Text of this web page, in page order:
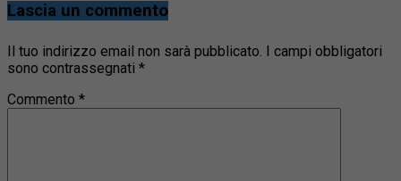
Lascia un commento
Il tuo indirizzo email non sarà pubblicato. I campi obbligatori
sono contrassegnati *
Commento *